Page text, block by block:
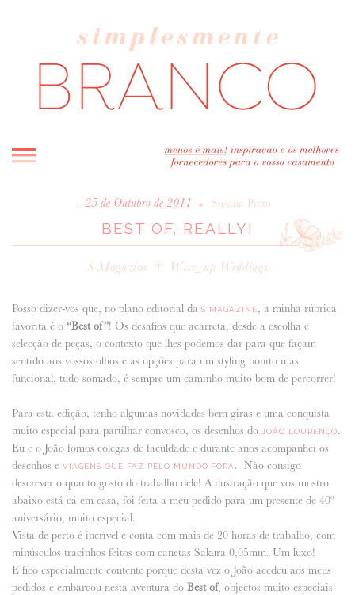
INICIO
BLOG
ENTREVISTAS
CASAVA-ME AQUI!
FORNECEDORES RECOMENDADOS
ANUNCIE CONNOSCO
25 de Outubro de 2011 • Susana Pinto
BEST OF, REALLY!
S Magazine + Wise_up Weddings
Posso dizer-vos que, no plano editorial da S MAGAZINE, a minha rúbrica
favorita é o “Best of”! Os desafios que acarreta, desde a escolha e
selecção de peças, o contexto que lhes podemos dar para que façam
sentido aos vossos olhos e as opções para um styling bonito mas
funcional, tudo somado, é sempre um caminho muito bom de percorrer!
Para esta edição, tenho algumas novidades bem giras e uma conquista
muito especial para partilhar convosco, os desenhos do
JOÃO LOURENÇO.
Eu e o João fomos colegas de faculdade e durante anos acompanhei os
desenhos e VIAGENS QUE FAZ PELO MUNDO FORA . Não consigo
descrever o quanto gosto do trabalho dele! A ilustração que vos mostro
abaixo está cá em casa, foi feita a meu pedido para um presente de 40º
aniversário, muito especial.
Vista de perto é incrível e conta com mais de 20 horas de trabalho, com
minúsculos tracinhos feitos com canetas Sakura 0,05mm. Um luxo!
E fico especialmente contente porque desta vez o João acedeu aos meus
pedidos e embarcou nesta aventura do Best of, objectos muito especiais